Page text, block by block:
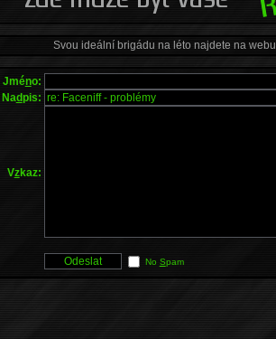
Svou ideální brigádu na léto najdete na webu
Jméno:
Nadpis:
Vzkaz:
No Spam